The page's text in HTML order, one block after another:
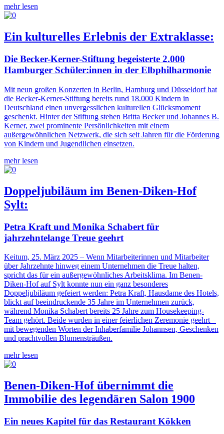
mehr lesen
Ein kulturelles Erlebnis der Extraklasse:
Die Becker-Kerner-Stiftung begeisterte 2.000
Hamburger Schüler:innen in der Elbphilharmonie
Mit neun großen Konzerten in Berlin, Hamburg und Düsseldorf hat
die Becker-Kerner-Stiftung bereits rund 18.000 Kindern in
Deutschland einen unvergesslichen kulturellen Glücksmoment
geschenkt. Hinter der Stiftung stehen Britta Becker und Johannes B.
Kerner, zwei prominente Persönlichkeiten mit einem
außergewöhnlichen Netzwerk, die sich seit Jahren für die Förderung
von Kindern und Jugendlichen einsetzen.
mehr lesen
Doppeljubiläum im Benen-Diken-Hof
Sylt:
Petra Kraft und Monika Schabert für
jahrzehntelange Treue geehrt
Keitum, 25. März 2025 – Wenn Mitarbeiterinnen und Mitarbeiter
über Jahrzehnte hinweg einem Unternehmen die Treue halten,
spricht das für ein außergewöhnliches Arbeitsklima. Im Benen-
Diken-Hof auf Sylt konnte nun ein ganz besonderes
Doppeljubiläum gefeiert werden: Petra Kraft, Hausdame des Hotels,
blickt auf beeindruckende 35 Jahre im Unternehmen zurück,
während Monika Schabert bereits 25 Jahre zum Housekeeping-
Team gehört. Beide wurden in einer feierlichen Zeremonie geehrt –
mit bewegenden Worten der Inhaberfamilie Johannsen, Geschenken
und prachtvollen Blumensträußen.
mehr lesen
Benen-Diken-Hof übernimmt die
Immobilie des legendären Salon 1900
Ein neues Kapitel für das Restaurant Kökken